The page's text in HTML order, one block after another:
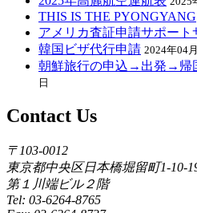
THIS IS THE PYONGYANG
アメリカ査証申請サポート
韓国ビザ代行申請 2024年04
朝鮮旅行の申込→出発→帰
日
Contact Us
〒103-0012
東京都中央区日本橋堀留町1-10-
第１川端ビル２階
Tel: 03-6264-8765